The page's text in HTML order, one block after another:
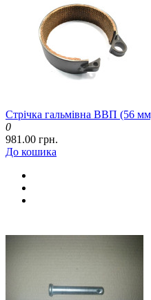
Стрічка гальмівна ВВП (56
0
981.00 грн.
До кошика